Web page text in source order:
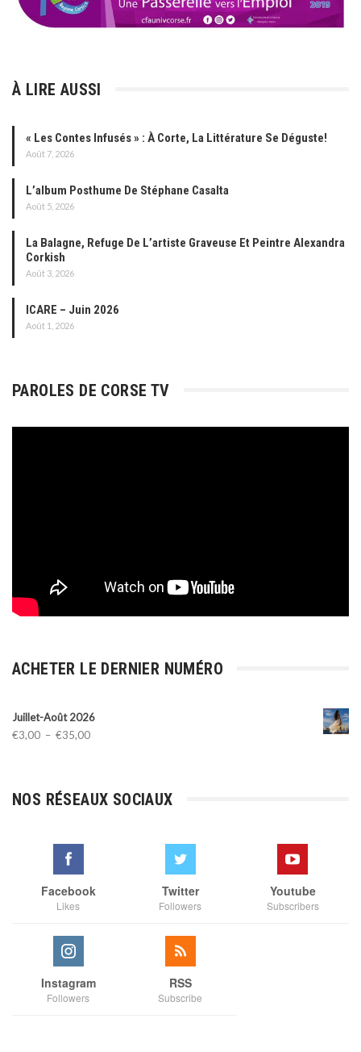
À LIRE AUSSI
« Les Contes Infusés » : À Corte, La Littérature Se Déguste!
Août 7, 2026
L’album Posthume De Stéphane Casalta
Août 5, 2026
La Balagne, Refuge De L’artiste Graveuse Et Peintre Alexandra
Corkish
Août 3, 2026
ICARE – Juin 2026
Août 1, 2026
PAROLES DE CORSE TV
ACHETER LE DERNIER NUMÉRO
Juillet-Août 2026
€3,00 – €35,00Plage
à
NOS RÉSEAUX SOCIAUX
Facebook
Likes
Twitter
Followers
Youtube
Subscribers
Instagram
Followers
RSS
Subscribe